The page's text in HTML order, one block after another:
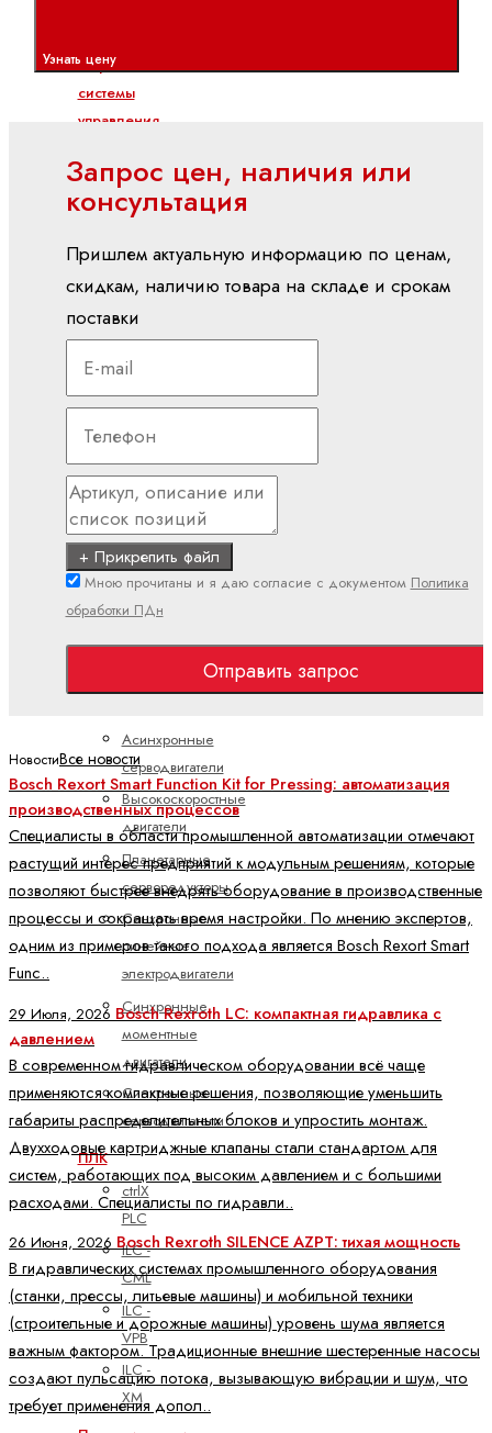
Встроенные
системы
управления
ctrlX
CORE
YM
вх./вых (I/O)
S20
(IP20)
S67E
(IP65/IP67)
Полевая
линия
(IP67)
Поточный
(IP20)
Двигатели и
редукторы
Асинхронные
серводвигатели
Высокоскоростные
двигатели
Планетарные
серворедукторы
Синхронные
линейные
электродвигатели
Синхронные
моментные
двигатели
Синхронные
серводвигатели
ПЛК
ctrlX
PLC
ILC -
CML
ILC -
VPB
ILC -
XM
Узнать цену
Запрос цен, наличия или
консультация
Пришлем актуальную информацию по ценам,
скидкам, наличию товара на складе и срокам
поставки
+ Прикрепить файл
Мною прочитаны и я даю согласие с документом Политика
обработки ПДн
Отправить запрос
НовостиВсе новости
Bosch Rexort Smart Function Kit for Pressing: автоматизация
производственных процессов
Специалисты в области промышленной автоматизации отмечают
растущий интерес предприятий к модульным решениям, которые
позволяют быстрее внедрять оборудование в производственные
процессы и сокращать время настройки. По мнению экспертов,
одним из примеров такого подхода является Bosch Rexort Smart
Func..
29 Июля, 2026 Bosch Rexroth LC: компактная гидравлика с
давлением
В современном гидравлическом оборудовании всё чаще
применяются компактные решения, позволяющие уменьшить
габариты распределительных блоков и упростить монтаж.
Двухходовые картриджные клапаны стали стандартом для
систем, работающих под высоким давлением и с большими
расходами. Специалисты по гидравли..
26 Июня, 2026 Bosch Rexroth SILENCE AZPT: тихая мощность
В гидравлических системах промышленного оборудования
(станки, прессы, литьевые машины) и мобильной техники
(строительные и дорожные машины) уровень шума является
важным фактором. Традиционные внешние шестеренные насосы
создают пульсацию потока, вызывающую вибрации и шум, что
требует применения допол..